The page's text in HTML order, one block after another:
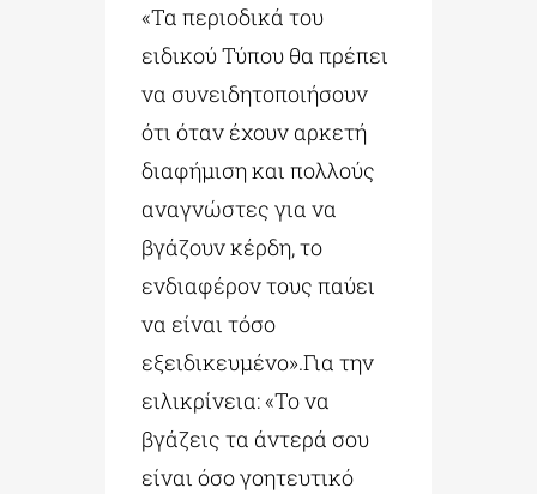
«Τα περιοδικά του
ειδικού Τύπου θα πρέπει
να συνειδητοποιήσουν
ότι όταν έχουν αρκετή
διαφήμιση και πολλούς
αναγνώστες για να
βγάζουν κέρδη, το
ενδιαφέρον τους παύει
να είναι τόσο
εξειδικευμένο».Για την
ειλικρίνεια: «Το να
βγάζεις τα άντερά σου
είναι όσο γοητευτικό